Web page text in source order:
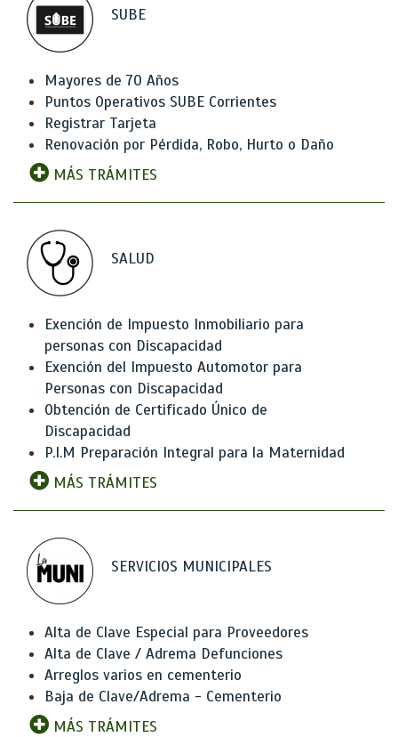
SUBE
Mayores de 70 Años
Puntos Operativos SUBE Corrientes
Registrar Tarjeta
Renovación por Pérdida, Robo, Hurto o Daño
MÁS TRÁMITES
SALUD
Exención de Impuesto Inmobiliario para
personas con Discapacidad
Exención del Impuesto Automotor para
Personas con Discapacidad
Obtención de Certificado Único de
Discapacidad
P.I.M Preparación Integral para la Maternidad
MÁS TRÁMITES
SERVICIOS MUNICIPALES
Alta de Clave Especial para Proveedores
Alta de Clave / Adrema Defunciones
Arreglos varios en cementerio
Baja de Clave/Adrema - Cementerio
MÁS TRÁMITES